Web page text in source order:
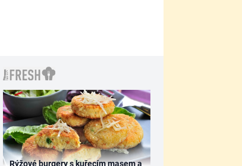
Rýžové burgery s kuřecím masem a